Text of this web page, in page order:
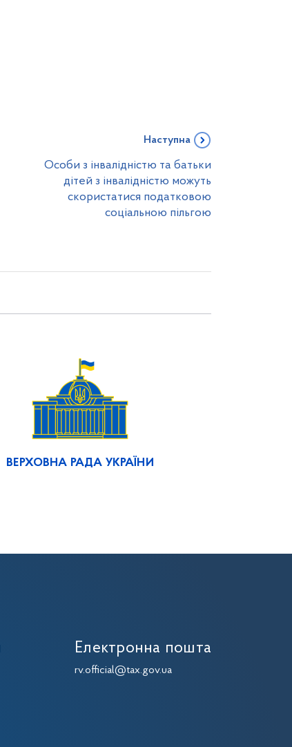
Наступна
Особи з інвалідністю та батьки
дітей з інвалідністю можуть
скористатися податковою
соціальною пільгою
ВЕРХОВНА РАДА УКРАЇНИ
Електронна пошта
rv.official@tax.gov.ua